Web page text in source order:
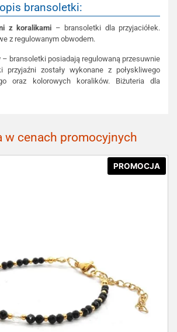
bransoletki:
z koralikami – bransoletki dla przyjaciółek.
z regulowanym obwodem.
– bransoletki posiadają regulowaną przesuwnie
przyjaźni zostały wykonane z połyskliwego
oraz kolorowych koralików. Biżuteria dla
w cenach promocyjnych
PROMOCJA